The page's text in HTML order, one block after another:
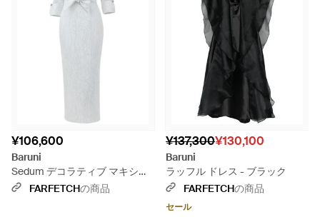
¥106,600
Baruni
Sedum デコラティブ マキシド
レス - ホワイト
FARFETCHの商品
¥137,300¥130,100
Baruni
ラッフル ドレス - ブラック
FARFETCHの商品
セール